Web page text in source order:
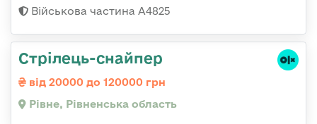
Військова частина А4825
Стрілець-снайпер
від 20000 до 120000 грн
Рівне, Рівненська область